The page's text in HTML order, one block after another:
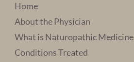
Home
About the Physician
What is Naturopathic Medicine
Conditions Treated